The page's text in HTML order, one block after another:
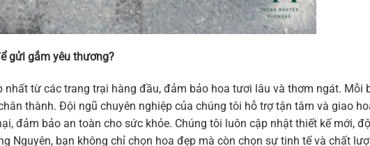
gửi gắm yêu thương?
từ các trang trại hàng đầu, đảm bảo hoa tươi lâu và thơm ngát. Mỗi
thành. Đội ngũ chuyên nghiệp của chúng tôi hỗ trợ tận tâm và giao
đảm bảo an toàn cho sức khỏe. Chúng tôi luôn cập nhật thiết kế mới,
Nguyên, bạn không chỉ chọn hoa đẹp mà còn chọn sự tinh tế và chất